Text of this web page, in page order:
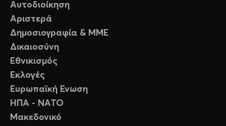
Αυτοδιοίκηση
Αριστερά
Δημοσιογραφία & ΜΜΕ
Δικαιοσύνη
Εθνικισμός
Εκλογές
Ευρωπαϊκή Ενωση
ΗΠΑ - ΝΑΤΟ
Μακεδονικό